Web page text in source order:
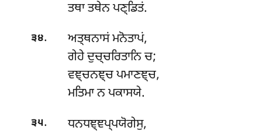
ਤਥਾ ਤਥੇਨ ਪਣ੍ਡਿਤਂ.
੩੪. ਅਤ੍ਥਨਾਸਂਮਨੋਤਾਪਂ,
ਗੇਹੇ ਦੁਚ੍ਚਰਿਤਾਨਿ ਚ;
ਵਞ੍ਚਨਞ੍ਚ ਪਮਾਣਞ੍ਚ,
ਮਤਿਮਾ ਨ ਪਕਾਸਯੇ.
੩੫. ਧਨਧਞ੍ਞਪ੍ਪਯੋਗੇਸੁ,